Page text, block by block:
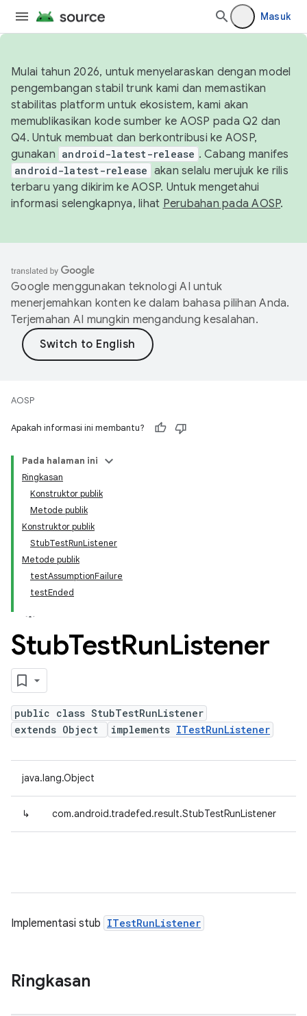
Masuk
Mulai tahun 2026, untuk menyelaraskan dengan model
pengembangan stabil trunk kami dan memastikan
stabilitas platform untuk ekosistem, kami akan
memublikasikan kode sumber ke AOSP pada Q2 dan
Q4. Untuk membuat dan berkontribusi ke AOSP,
gunakan android-latest-release . Cabang manifes
android-latest-release akan selalu merujuk ke rilis
terbaru yang dikirim ke AOSP. Untuk mengetahui
informasi selengkapnya, lihat Perubahan pada AOSP.
Google menggunakan teknologi AI untuk
menerjemahkan konten ke dalam bahasa pilihan Anda.
Terjemahan AI mungkin mengandung kesalahan.
AOSP
Apakah informasi ini membantu?
Pada halaman ini
Ringkasan
Konstruktor publik
Metode publik
Konstruktor publik
StubTestRunListener
Metode publik
testAssumptionFailure
testEnded
StubTestRunListener
public class StubTestRunListener
extends Object
implements ITestRunListener
java.lang.Object
↳ com.android.tradefed.result.StubTestRunListener
Implementasi stub ITestRunListener
Ringkasan